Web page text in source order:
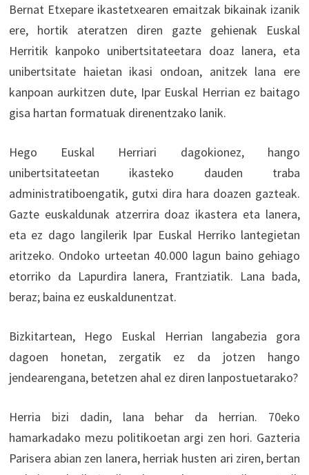
Bernat Etxepare ikastetxearen emaitzak bikainak izanik
ere, hortik ateratzen diren gazte gehienak Euskal
Herritik kanpoko unibertsitateetara doaz lanera, eta
unibertsitate haietan ikasi ondoan, anitzek lana ere
kanpoan aurkitzen dute, Ipar Euskal Herrian ez baitago
gisa hartan formatuak direnentzako lanik.
Hego Euskal Herriari dagokionez, hango
unibertsitateetan ikasteko dauden traba
administratiboengatik, gutxi dira hara doazen gazteak.
Gazte euskaldunak atzerrira doaz ikastera eta lanera,
eta ez dago langilerik Ipar Euskal Herriko lantegietan
aritzeko. Ondoko urteetan 40.000 lagun baino gehiago
etorriko da Lapurdira lanera, Frantziatik. Lana bada,
beraz; baina ez euskaldunentzat.
Bizkitartean, Hego Euskal Herrian langabezia gora
dagoen honetan, zergatik ez da jotzen hango
jendearengana, betetzen ahal ez diren lanpostuetarako?
Herria bizi dadin, lana behar da herrian. 70eko
hamarkadako mezu politikoetan argi zen hori. Gazteria
Parisera abian zen lanera, herriak husten ari ziren, bertan